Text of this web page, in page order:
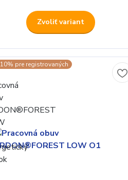
Zvoliť variant
pre registrovaných